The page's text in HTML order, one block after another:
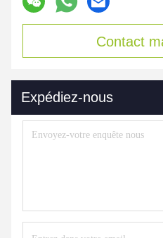
Contact
Expédiez-nous